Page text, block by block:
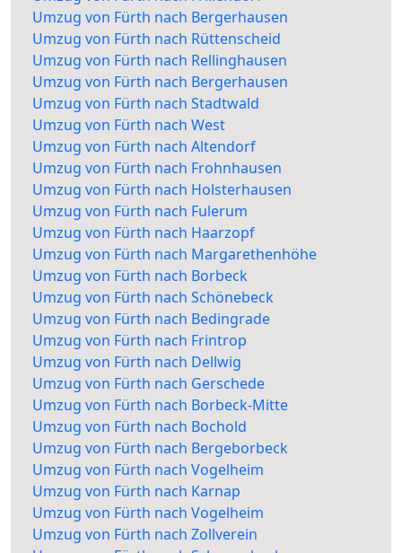
Umzug von Fürth nach Bergerhausen
Umzug von Fürth nach Rüttenscheid
Umzug von Fürth nach Rellinghausen
Umzug von Fürth nach Bergerhausen
Umzug von Fürth nach Stadtwald
Umzug von Fürth nach West
Umzug von Fürth nach Altendorf
Umzug von Fürth nach Frohnhausen
Umzug von Fürth nach Holsterhausen
Umzug von Fürth nach Fulerum
Umzug von Fürth nach Haarzopf
Umzug von Fürth nach Margarethenhöhe
Umzug von Fürth nach Borbeck
Umzug von Fürth nach Schönebeck
Umzug von Fürth nach Bedingrade
Umzug von Fürth nach Frintrop
Umzug von Fürth nach Dellwig
Umzug von Fürth nach Gerschede
Umzug von Fürth nach Borbeck-Mitte
Umzug von Fürth nach Bochold
Umzug von Fürth nach Bergeborbeck
Umzug von Fürth nach Vogelheim
Umzug von Fürth nach Karnap
Umzug von Fürth nach Vogelheim
Umzug von Fürth nach Zollverein